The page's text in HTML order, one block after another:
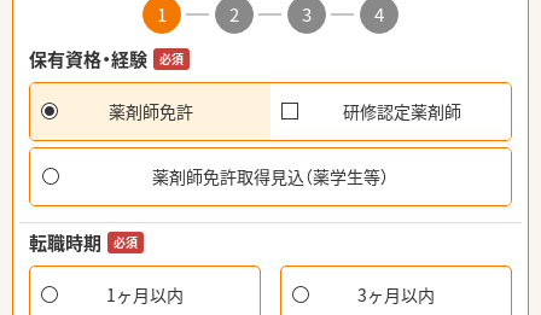
1 2 3
4
保有資格・経験
必須
薬剤師免許 研修認定薬剤師
薬剤師免許取得見込（薬学生等）
転職時期 必須
1ヶ月以内 3ヶ月以内